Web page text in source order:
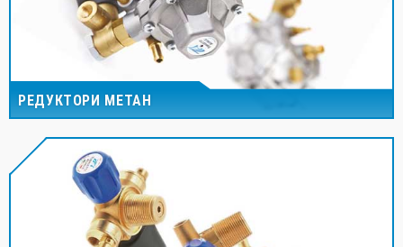
РЕДУКТОРИ МЕТАН